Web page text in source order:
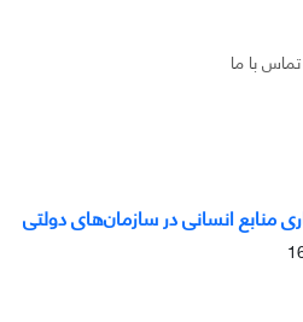
تماس با ما
منابع انسانی در سازمان‌‌های دولتی